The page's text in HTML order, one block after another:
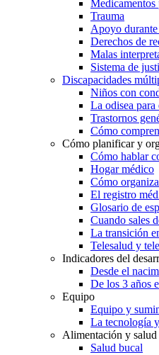
Medicamentos
Trauma
Apoyo
Derechos de
Malas
Sistema de
Discapacidades
Niños con
La odisea
Trastornos
Cómo
Cómo planificar y
Cómo hablar
Hogar médico
Cómo
El registro
Glosario de
Cuando sales
La transición
Telesalud y
Indicadores del
Desde el
De los 3 años
Equipo
Equipo y
La tecnología
Alimentación y salud
Salud bucal